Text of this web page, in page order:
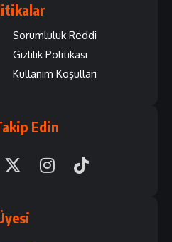
Sorumluluk Reddi
Gizlilik Politikası
Kullanım Koşulları
Edin